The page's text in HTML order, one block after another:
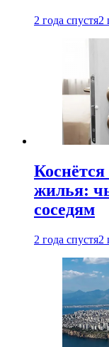
2 года спустя2
Коснётся
жилья:
соседям
2 года спустя2